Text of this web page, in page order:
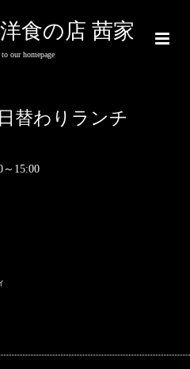
食の店 茜家
to our homepage
替わりランチ
～15:00